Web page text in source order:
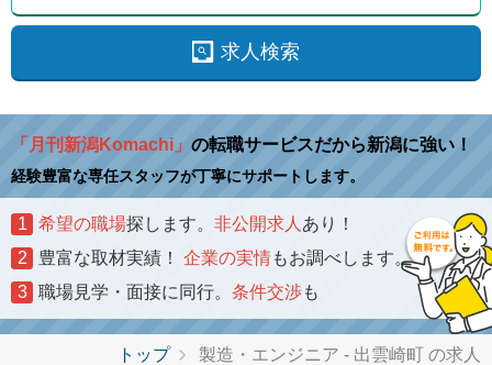
求人検索
「月刊新潟Komachi」 の転職サービスだから新潟に強い！
経験豊富な専任スタッフが丁寧にサポートします。
1 希望の職場探します。 非公開求人 あり！
2
豊富な取材実績！ 企業の実情もお調べします。
3
職場見学・面接に同行。 条件交渉も
トップ 製造・エンジニア - 出雲崎町 の求人